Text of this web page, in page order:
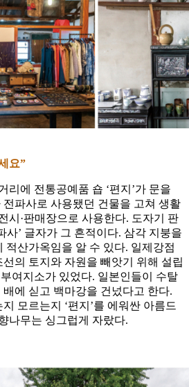
요”
리에 전통공예품 숍 ‘편지’가 문을
파사로 사용됐던 건물을 고쳐 생활
시·판매장으로 사용한다. 도자기 판
사’ 글자가 그 흔적이다. 삼각 지붕을
적산가옥임을 알 수 있다. 일제강점
의 토지와 자원을 빼앗기 위해 설립
여지소가 있었다. 일본인들이 수탈
에 싣고 백마강을 건넜다고 한다.
모르는지 ‘편지’를 에워싼 아름드
나무는 싱그럽게 자랐다.